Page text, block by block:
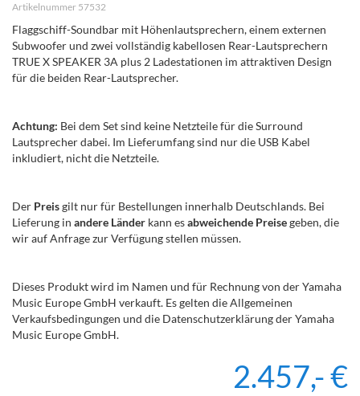
Artikelnummer 57532
Flaggschiff-Soundbar mit Höhenlautsprechern, einem externen
Subwoofer und zwei vollständig kabellosen Rear-Lautsprechern
TRUE X SPEAKER 3A plus 2 Ladestationen im attraktiven Design
für die beiden Rear-Lautsprecher.
Achtung: Bei dem Set sind keine Netzteile für die Surround
Lautsprecher dabei. Im Lieferumfang sind nur die USB Kabel
inkludiert, nicht die Netzteile.
Der Preisgilt nur für Bestellungen innerhalb Deutschlands. Bei
Lieferung in andere Länder kann esabweichende Preisegeben, die
wir auf Anfrage zur Verfügung stellen müssen.
Dieses Produkt wird im Namen und für Rechnung von der Yamaha
Music Europe GmbH verkauft. Es gelten die Allgemeinen
Verkaufsbedingungen und die Datenschutzerklärung der Yamaha
Music Europe GmbH.
2.457,- €